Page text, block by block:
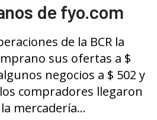
de fyo.com
de la BCR la
sus ofertas a $
negocios a $ 502 y
compradores llegaron
mercadería...